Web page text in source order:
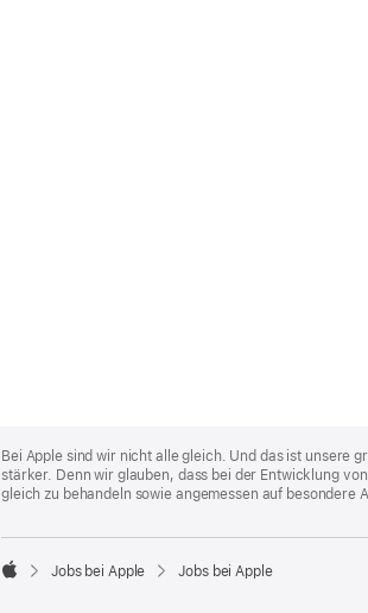
Footer
Bei Apple sind wir nicht alle gleich. Und das ist unsere
stärker. Denn wir glauben, dass bei der Entwicklung
gleich zu behandeln sowie angemessen auf besondere

Jobs bei Apple Jobs bei Apple